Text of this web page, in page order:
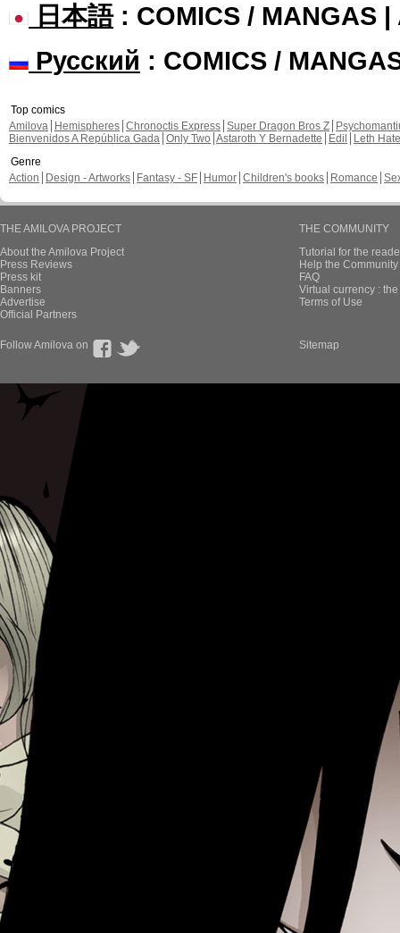
日本語: COMICS / MANGAS |
Русский : COMICS /
Top comics
Amilova
Hemispheres Chronoctis Express Super Dragon Bros Z
Bienvenidos A República Gada Only Two Astaroth Y Bernadette Edil
Leth Hate
Genre
Action
Design - Artworks Fantasy - SF Humor Children's books Romance
THE AMILOVA PROJECT
About the Amilova Project
Press Reviews
Press kit
Banners
Advertise
Official Partners
THE COMMUNITY
Tutorial for the
Help the
FAQ
Virtual currency :
Terms of Use
Follow Amilova on Sitemap